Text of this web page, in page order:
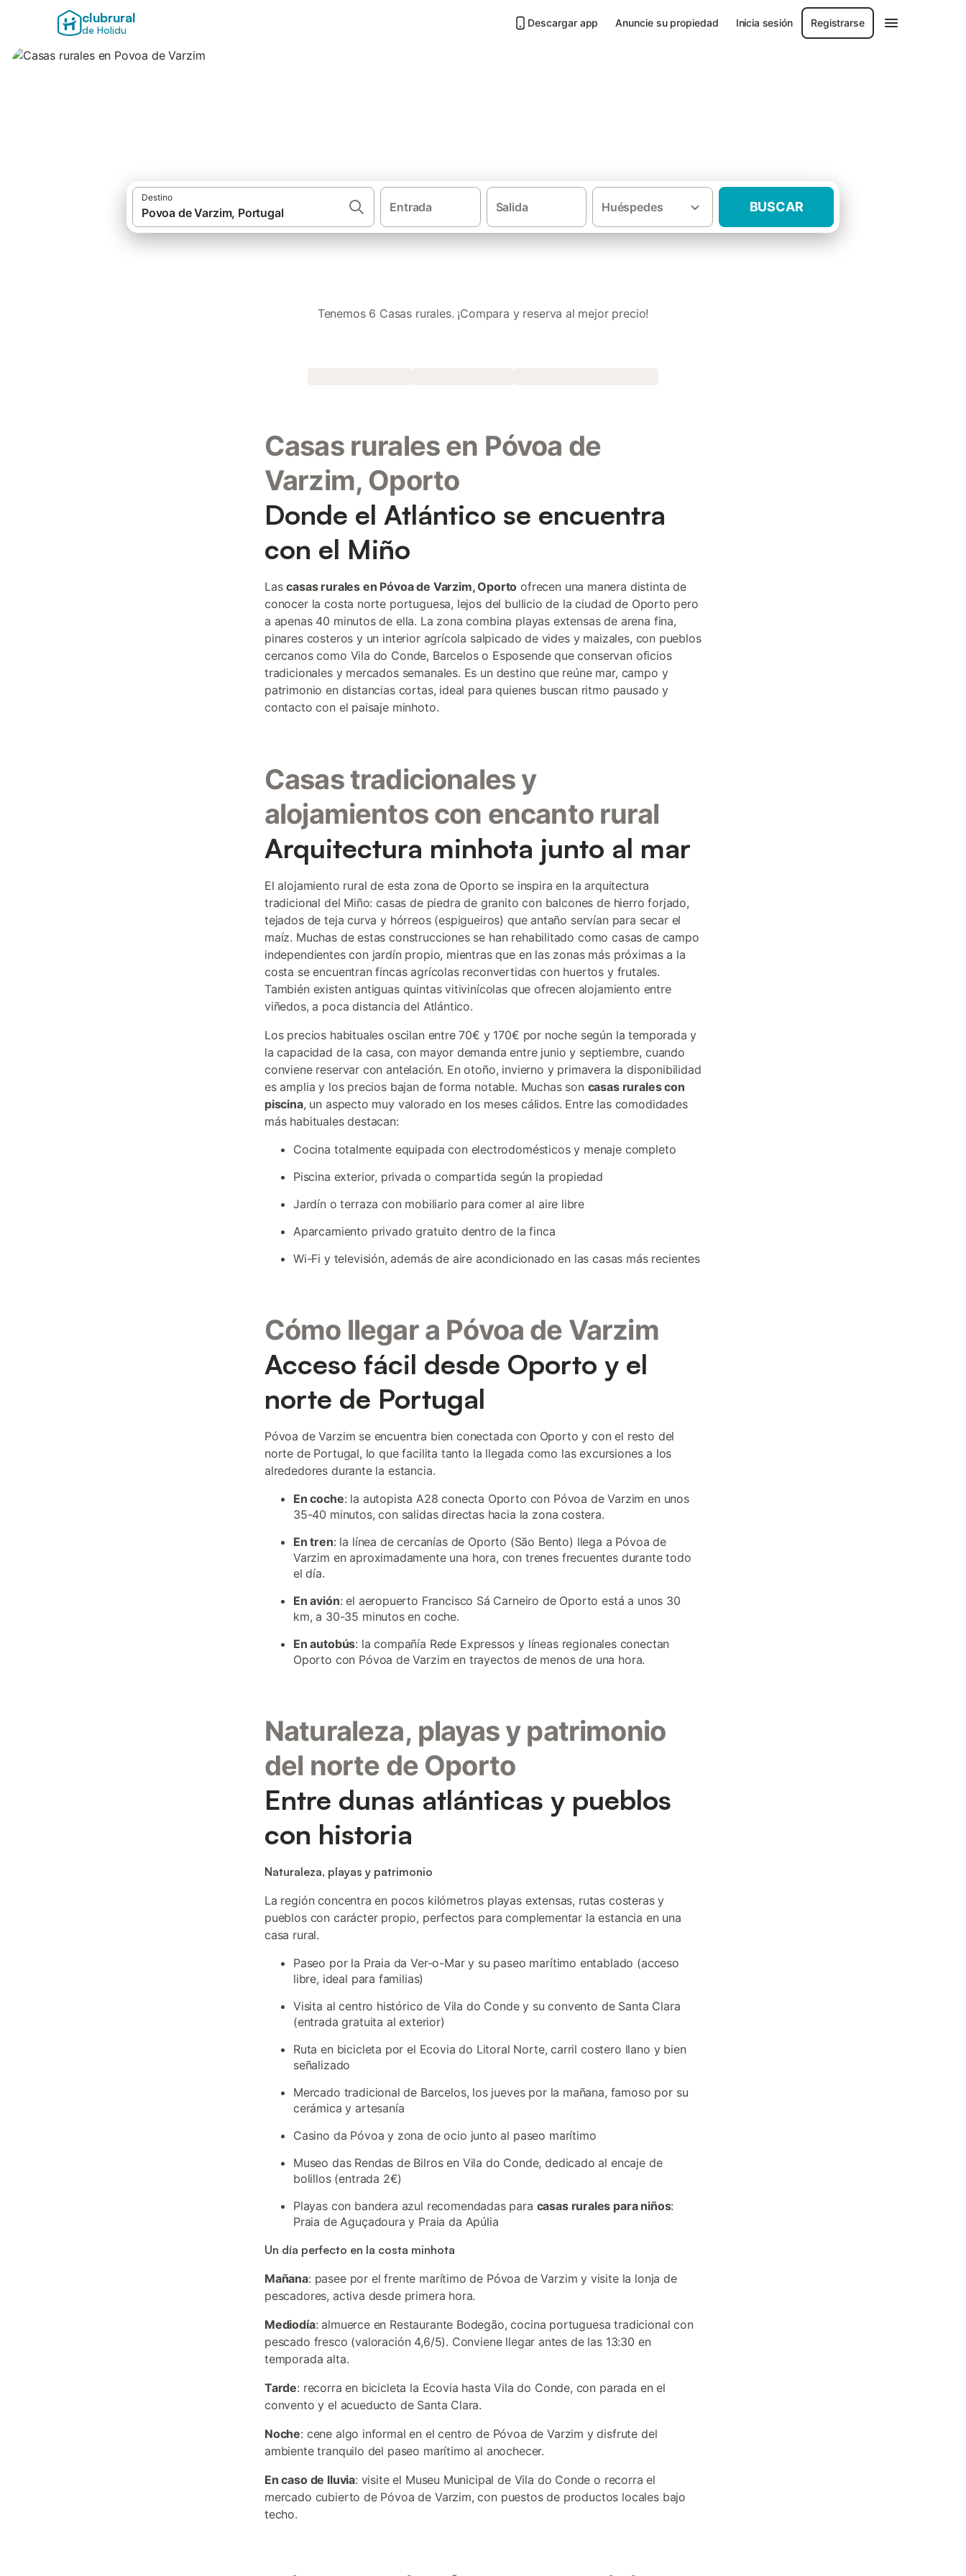
clubrural
de Holidu
Descargar app Anuncie su propiedad Inicia sesión Registrarse
Destino
Entrada Salida Huéspedes BUSCAR
Tenemos 6 Casas rurales. ¡Compara y reserva al mejor precio!
Casas rurales en Póvoa de
Varzim, Oporto
Donde el Atlántico se encuentra
con el Miño
Lascasas rurales en Póvoa de Varzim, Oporto ofrecen una manera distinta de
conocer la costa norte portuguesa, lejos del bullicio de la ciudad de Oporto pero
a apenas 40 minutos de ella. La zona combina playas extensas de arena fina,
pinares costeros y un interior agrícola salpicado de vides y maizales, con pueblos
cercanos como Vila do Conde, Barcelos o Esposende que conservan oficios
tradicionales y mercados semanales. Es un destino que reúne mar, campo y
patrimonio en distancias cortas, ideal para quienes buscan ritmo pausado y
contacto con el paisaje minhoto.
Casas tradicionales y
alojamientos con encanto rural
Arquitectura minhota junto al mar
El alojamiento rural de esta zona de Oporto se inspira en la arquitectura
tradicional del Miño: casas de piedra de granito con balcones de hierro forjado,
tejados de teja curva y hórreos (espigueiros) que antaño servían para secar el
maíz. Muchas de estas construcciones se han rehabilitado como casas de campo
independientes con jardín propio, mientras que en las zonas más próximas a la
costa se encuentran fincas agrícolas reconvertidas con huertos y frutales.
También existen antiguas quintas vitivinícolas que ofrecen alojamiento entre
viñedos, a poca distancia del Atlántico.
Los precios habituales oscilan entre 70€ y 170€ por noche según la temporada y
la capacidad de la casa, con mayor demanda entre junio y septiembre, cuando
conviene reservar con antelación. En otoño, invierno y primavera la disponibilidad
es amplia y los precios bajan de forma notable. Muchas son casas rurales con
piscina, un aspecto muy valorado en los meses cálidos. Entre las comodidades
más habituales destacan:
Cocina totalmente equipada con electrodomésticos y menaje completo
Piscina exterior, privada o compartida según la propiedad
Jardín o terraza con mobiliario para comer al aire libre
Aparcamiento privado gratuito dentro de la finca
Wi-Fi y televisión, además de aire acondicionado en las casas más recientes
Cómo llegar a Póvoa de Varzim
Acceso fácil desde Oporto y el
norte de Portugal
Póvoa de Varzim se encuentra bien conectada con Oporto y con el resto del
norte de Portugal, lo que facilita tanto la llegada como las excursiones a los
alrededores durante la estancia.
En coche: la autopista A28 conecta Oporto con Póvoa de Varzim en unos
35-40 minutos, con salidas directas hacia la zona costera.
En tren: la línea de cercanías de Oporto (São Bento) llega a Póvoa de
Varzim en aproximadamente una hora, con trenes frecuentes durante todo
el día.
En avión: el aeropuerto Francisco Sá Carneiro de Oporto está a unos 30
km, a 30-35 minutos en coche.
En autobús: la compañía Rede Expressos y líneas regionales conectan
Oporto con Póvoa de Varzim en trayectos de menos de una hora.
Naturaleza, playas y patrimonio
del norte de Oporto
Entre dunas atlánticas y pueblos
con historia
Naturaleza, playas y patrimonio
La región concentra en pocos kilómetros playas extensas, rutas costeras y
pueblos con carácter propio, perfectos para complementar la estancia en una
casa rural.
Paseo por la Praia da Ver-o-Mar y su paseo marítimo entablado (acceso
libre, ideal para familias)
Visita al centro histórico de Vila do Conde y su convento de Santa Clara
(entrada gratuita al exterior)
Ruta en bicicleta por el Ecovia do Litoral Norte, carril costero llano y bien
señalizado
Mercado tradicional de Barcelos, los jueves por la mañana, famoso por su
cerámica y artesanía
Casino da Póvoa y zona de ocio junto al paseo marítimo
Museo das Rendas de Bilros en Vila do Conde, dedicado al encaje de
bolillos (entrada 2€)
Playas con bandera azul recomendadas para casas rurales para niños:
Praia de Aguçadoura y Praia da Apúlia
Un día perfecto en la costa minhota
Mañana: pasee por el frente marítimo de Póvoa de Varzim y visite la lonja de
pescadores, activa desde primera hora.
Mediodía: almuerce en Restaurante Bodegão, cocina portuguesa tradicional con
pescado fresco (valoración 4,6/5). Conviene llegar antes de las 13:30 en
temporada alta.
Tarde: recorra en bicicleta la Ecovia hasta Vila do Conde, con parada en el
convento y el acueducto de Santa Clara.
Noche: cene algo informal en el centro de Póvoa de Varzim y disfrute del
ambiente tranquilo del paseo marítimo al anochecer.
En caso de lluvia: visite el Museu Municipal de Vila do Conde o recorra el
mercado cubierto de Póvoa de Varzim, con puestos de productos locales bajo
techo.